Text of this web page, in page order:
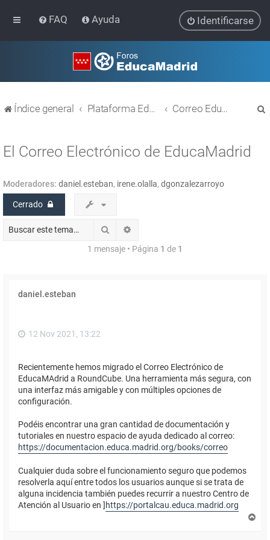
FAQ Ayuda Identificarse
Índice general Plataforma Educativa EducaMadrid Correo EducaMadrid
El Correo Electrónico de EducaMadrid
Moderadores: daniel.esteban, irene.olalla, dgonzalezarroyo
Cerrado
Buscar
1 mensaje • Página 1 de 1
daniel.esteban
12 Nov 2021, 13:22
Recientemente hemos migrado el Correo Electrónico de
EducaMAdrid a RoundCube. Una herramienta más segura, con
una interfaz más amigable y con múltiples opciones de
configuración.
Podéis encontrar una gran cantidad de documentación y
tutoriales en nuestro espacio de ayuda dedicado al correo:
https://documentacion.educa.madrid.org/books/correo
Cualquier duda sobre el funcionamiento seguro que podemos
resolverla aquí entre todos los usuarios aunque si se trata de
alguna incidencia también puedes recurrir a nuestro Centro de
Atención al Usuario en ] https://portalcau.educa.madrid.org